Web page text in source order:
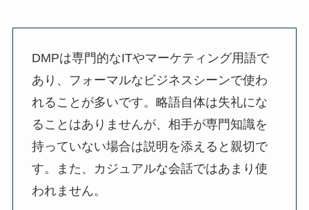
DMPは専門的なITやマーケティング用語で
あり、フォーマルなビジネスシーンで使わ
れることが多いです。略語自体は失礼にな
ることはありませんが、相手が専門知識を
持っていない場合は説明を添えると親切で
す。また、カジュアルな会話ではあまり使
われません。